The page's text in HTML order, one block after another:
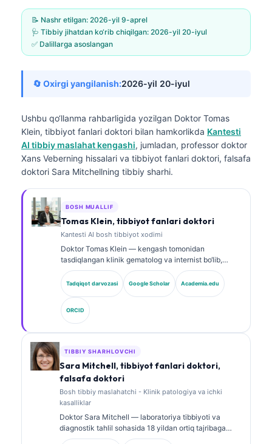
📝 Nashr etilgan: 2026-yil 9-aprel
🩺 Tibbiy jihatdan ko‘rib chiqilgan: 2026-yil 20-iyul
✅ Dalillarga asoslangan
🔄 Oxirgi yangilanish:2026-yil 20-iyul
Ushbu qo‘llanma rahbarligida yozilgan Doktor Tomas
Klein, tibbiyot fanlari doktori bilan hamkorlikda Kantesti
AI tibbiy maslahat kengashi, jumladan, professor doktor
Xans Veberning hissalari va tibbiyot fanlari doktori, falsafa
doktori Sara Mitchellning tibbiy sharhi.
BOSH MUALLIF
Tomas Klein, tibbiyot fanlari doktori
Kantesti AI bosh tibbiyot xodimi
Doktor Tomas Klein — kengash tomonidan
tasdiqlangan klinik gematolog va internist bo‘lib,
laboratoriya tibbiyoti va AI yordamida klinik tahlil
sohasida 15 yildan ortiq tajribaga ega. Kantesti AI
kompaniyasida Bosh tibbiy xodim sifatida u xususiy
neyron tarmoqning tibbiy aniqligi bo‘yicha klinik
nazoratni ta’minlaydi. Doktor Klein biomarkerlar
talqini va laboratoriya diagnostikasi bo‘yicha
laboratoriya tibbiyoti mavzularida keng ko‘lamli ilmiy
Tadqiqot darvozasi Google Scholar Academia.edu
ORCID
TIBBIY SHARHLOVCHI
Sara Mitchell, tibbiyot fanlari doktori,
falsafa doktori
Bosh tibbiy maslahatchi - Klinik patologiya va ichki
kasalliklar
Doktor Sara Mitchell — laboratoriya tibbiyoti va
diagnostik tahlil sohasida 18 yildan ortiq tajribaga
ega, kengash tomonidan tasdiqlangan klinik patolog.